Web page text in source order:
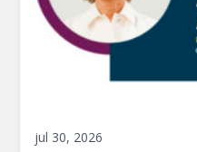
jul 30, 2026